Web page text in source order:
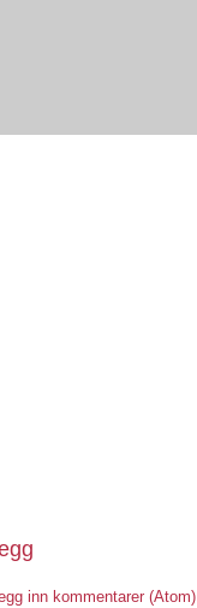
inn kommentarer (Atom)